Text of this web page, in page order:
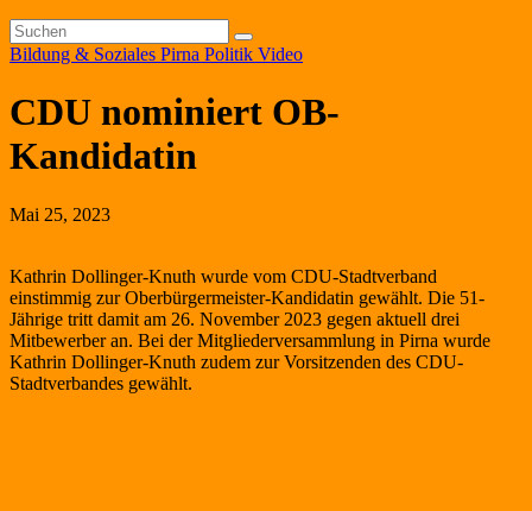
Bildung & Soziales Pirna Politik Video
CDU nominiert OB-
Kandidatin
Mai 25, 2023
Kathrin Dollinger-Knuth wurde vom CDU-Stadtverband
einstimmig zur Oberbürgermeister-Kandidatin gewählt. Die 51-
Jährige tritt damit am 26. November 2023 gegen aktuell drei
Mitbewerber an. Bei der Mitgliederversammlung in Pirna wurde
Kathrin Dollinger-Knuth zudem zur Vorsitzenden des CDU-
Stadtverbandes gewählt.